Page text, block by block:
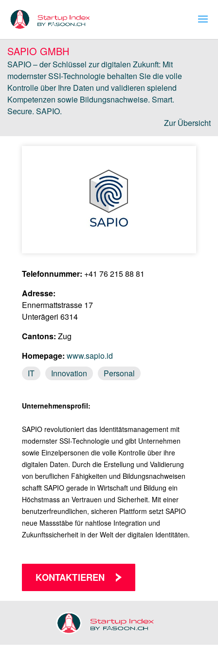
SAPIO GMBH
SAPIO – der Schlüssel zur digitalen Zukunft: Mit
modernster SSI-Technologie behalten Sie die volle
Kontrolle über Ihre Daten und validieren spielend
Kompetenzen sowie Bildungsnachweise. Smart.
Secure. SAPIO.
Zur Übersicht
Telefonnummer: +41 76 215 88 81
Adresse:
Ennermattstrasse 17
Unterägeri 6314
Cantons: Zug
Homepage: www.sapio.id
IT
Innovation Personal
Unternehmensprofil:
SAPIO revolutioniert das Identitätsmanagement mit
modernster SSI-Technologie und gibt Unternehmen
sowie Einzelpersonen die volle Kontrolle über ihre
digitalen Daten. Durch die Erstellung und Validierung
von beruflichen Fähigkeiten und Bildungsnachweisen
schafft SAPIO gerade in Wirtschaft und Bildung ein
Höchstmass an Vertrauen und Sicherheit. Mit einer
benutzerfreundlichen, sicheren Plattform setzt SAPIO
neue Massstäbe für nahtlose Integration und
Zukunftssicherheit in der Welt der digitalen Identitäten.
KONTAKTIEREN